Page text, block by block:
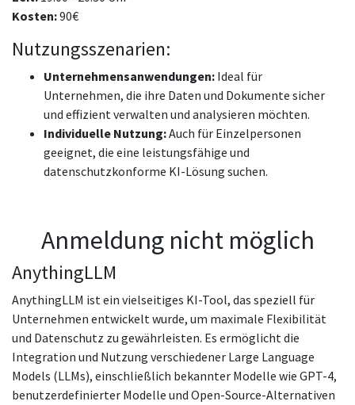
Kosten:90€
Nutzungsszenarien:
Unternehmensanwendungen: Ideal für
Unternehmen, die ihre Daten und Dokumente sicher
und effizient verwalten und analysieren möchten.
Individuelle Nutzung:Auch für Einzelpersonen
geeignet, die eine leistungsfähige und
datenschutzkonforme KI-Lösung suchen.
Anmeldung nicht möglich
AnythingLLM
AnythingLLM ist ein vielseitiges KI-Tool, das speziell für
Unternehmen entwickelt wurde, um maximale Flexibilität
und Datenschutz zu gewährleisten. Es ermöglicht die
Integration und Nutzung verschiedener Large Language
Models (LLMs), einschließlich bekannter Modelle wie GPT-4,
benutzerdefinierter Modelle und Open-Source-Alternativen